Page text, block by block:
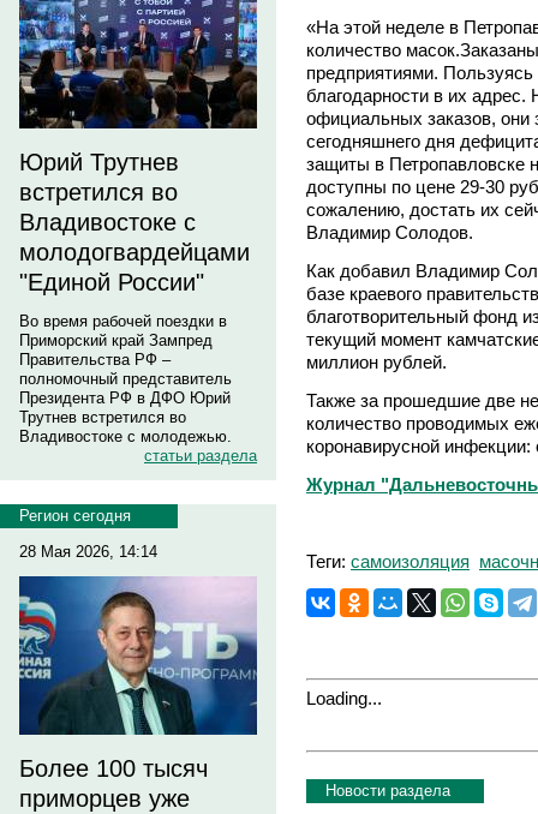
Юрий Трутнев
встретился во
Владивостоке с
молодогвардейцами
"Единой России"
Во время рабочей поездки в
Приморский край Зампред
Правительства РФ –
полномочный представитель
Президента РФ в ДФО Юрий
Трутнев встретился во
Владивостоке с молодежью.
статьи раздела
Регион сегодня
28 Мая 2026, 14:14
Более 100 тысяч
приморцев уже
«На этой неделе в
количество
предприятиями.
благодарности в их
официальных заказов, они
сегодняшнего дня
защиты в Петропавловске
доступны по цене 29-30
сожалению, достать их
Владимир Солодов.
Как добавил Владимир
базе краевого
благотворительный фонд
текущий момент
миллион рублей.
Также за прошедшие две
количество проводимых
коронавирусной
Журнал
Теги: самоизоляция
Loading...
Новости раздела